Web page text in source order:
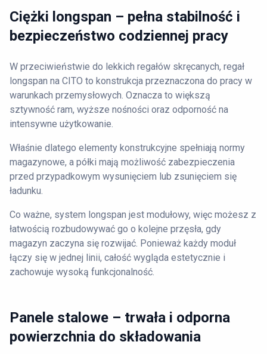
Ciężki longspan – pełna stabilność i
bezpieczeństwo codziennej pracy
W przeciwieństwie do lekkich regałów skręcanych, regał
longspan na CITO to konstrukcja przeznaczona do pracy w
warunkach przemysłowych. Oznacza to większą
sztywność ram, wyższe nośności oraz odporność na
intensywne użytkowanie.
Właśnie dlatego elementy konstrukcyjne spełniają normy
magazynowe, a półki mają możliwość zabezpieczenia
przed przypadkowym wysunięciem lub zsunięciem się
ładunku.
Co ważne, system longspan jest modułowy, więc możesz z
łatwością rozbudowywać go o kolejne przęsła, gdy
magazyn zaczyna się rozwijać. Ponieważ każdy moduł
łączy się w jednej linii, całość wygląda estetycznie i
zachowuje wysoką funkcjonalność.
Panele stalowe – trwała i odporna
powierzchnia do składowania